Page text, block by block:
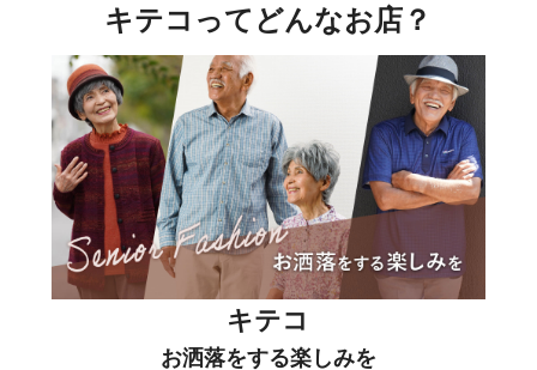
キテコってどんなお店？
キテコ
お洒落をする楽しみを